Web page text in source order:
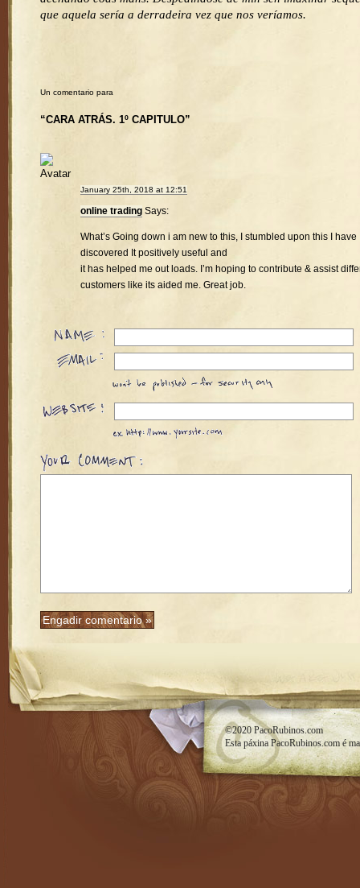
que aquela sería a derradeira vez que nos veríamos.
Un comentario para
“CARA ATRÁS. 1º CAPITULO”
January 25th, 2018 at 12:51
online trading Says:
What’s Going down i am new to this, I stumbled upon this I have
discovered It positively useful and
it has helped me out loads. I’m hoping to contribute & assist
customers like its aided me. Great job.
©2020PacoRubinos.com
Esta páxina PacoRubinos.com é
RSS feed